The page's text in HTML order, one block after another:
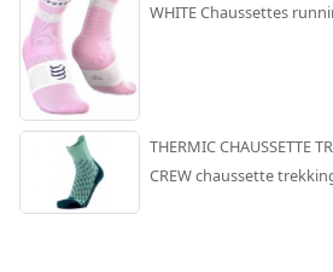
WHITE Chaussettes
THERMIC CHAUSSETTE
CREW chaussette